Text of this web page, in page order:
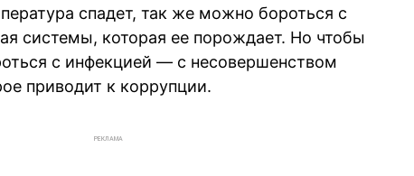
спадет, так же можно бороться с
системы, которая ее порождает. Но чтобы
с инфекцией — с несовершенством
приводит к коррупции.
РЕКЛАМА